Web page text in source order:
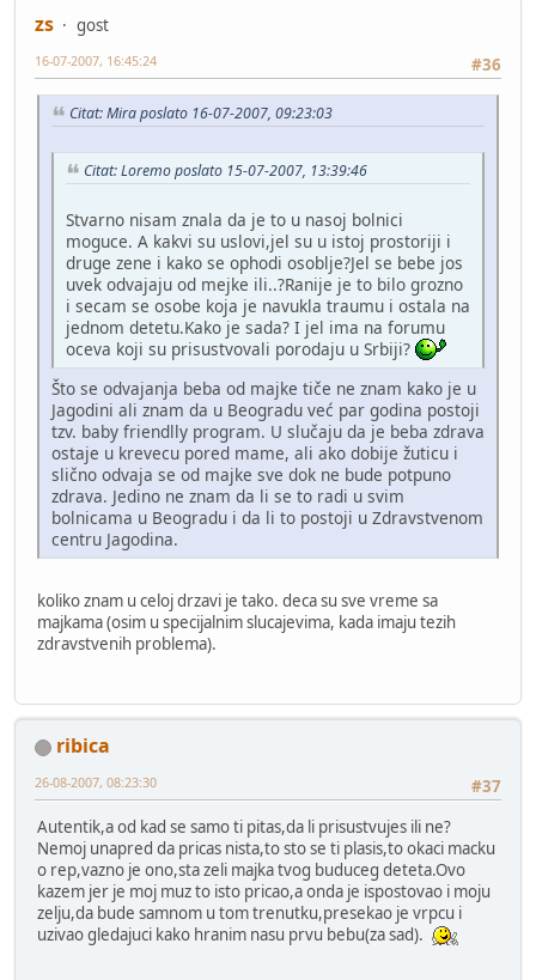
zs
gost
#36
16-07-2007, 16:45:24
Citat: Mira poslato 16-07-2007, 09:23:03
Citat: Loremo poslato 15-07-2007, 13:39:46
Stvarno nisam znala da je to u nasoj bolnici
moguce. A kakvi su uslovi,jel su u istoj prostoriji i
druge zene i kako se ophodi osoblje?Jel se bebe jos
uvek odvajaju od mejke ili..?Ranije je to bilo grozno
i secam se osobe koja je navukla traumu i ostala na
jednom detetu.Kako je sada? I jel ima na forumu
oceva koji su prisustvovali porodaju u Srbiji?
Što se odvajanja beba od majke tiče ne znam kako je u
Jagodini ali znam da u Beogradu već par godina postoji
tzv. baby friendlly program. U slučaju da je beba zdrava
ostaje u krevecu pored mame, ali ako dobije žuticu i
slično odvaja se od majke sve dok ne bude potpuno
zdrava. Jedino ne znam da li se to radi u svim
bolnicama u Beogradu i da li to postoji u Zdravstvenom
centru Jagodina.
koliko znam u celoj drzavi je tako. deca su sve vreme sa
majkama (osim u specijalnim slucajevima, kada imaju tezih
zdravstvenih problema).
ribica
#37
26-08-2007, 08:23:30
Autentik,a od kad se samo ti pitas,da li prisustvujes ili ne?
Nemoj unapred da pricas nista,to sto se ti plasis,to okaci macku
o rep,vazno je ono,sta zeli majka tvog buduceg deteta.Ovo
kazem jer je moj muz to isto pricao,a onda je ispostovao i moju
zelju,da bude samnom u tom trenutku,presekao je vrpcu i
uzivao gledajuci kako hranim nasu prvu bebu(za sad).